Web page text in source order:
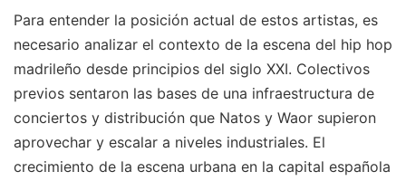
Para entender la posición actual de estos artistas, es
necesario analizar el contexto de la escena del hip hop
madrileño desde principios del siglo XXI. Colectivos
previos sentaron las bases de una infraestructura de
conciertos y distribución que Natos y Waor supieron
aprovechar y escalar a niveles industriales. El
crecimiento de la escena urbana en la capital española